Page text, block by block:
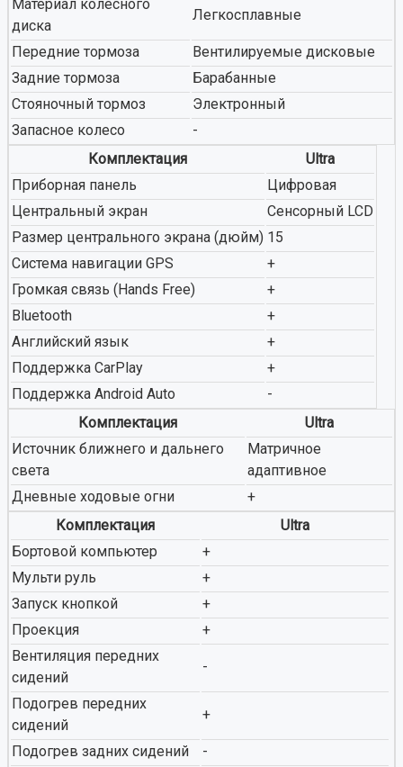
Материал колесного
диска
Легкосплавные
Передние тормоза
Вентилируемые дисковые
Задние тормоза
Барабанные
Стояночный тормоз
Электронный
Запасное колесо
-
Комплектация
Ultra
Приборная панель
Цифровая
Центральный экран
Сенсорный LCD
Размер центрального экрана (дюйм) 15
Система навигации GPS
+
Громкая связь (Hands Free)
+
Bluetooth
+
Английский язык
+
Поддержка CarPlay
+
Поддержка Android Auto
-
Комплектация
Ultra
Источник ближнего и дальнего
света
Матричное
адаптивное
Дневные ходовые огни
+
Комплектация
Ultra
Бортовой компьютер
+
Мульти руль
+
Запуск кнопкой
+
Проекция
+
Вентиляция передних
сидений
-
Подогрев передних
сидений
+
Подогрев задних сидений
-